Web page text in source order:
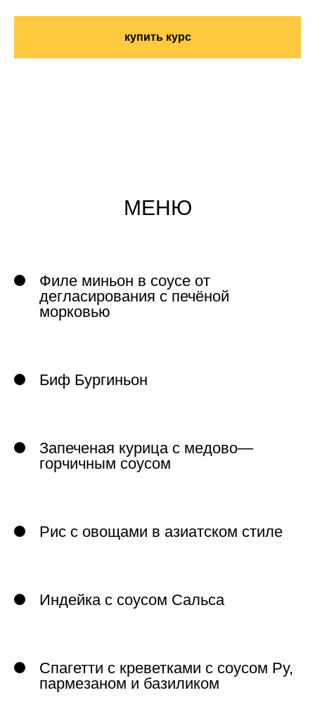
купить курс
МЕНЮ
Филе миньон в соусе от
дегласирования с печёной
морковью
Биф Бургиньон
Запеченая курица с медово—
горчичным соусом
Рис с овощами в азиатском стиле
Индейка с соусом Сальса
Спагетти с креветками с соусом Ру,
пармезаном и базиликом